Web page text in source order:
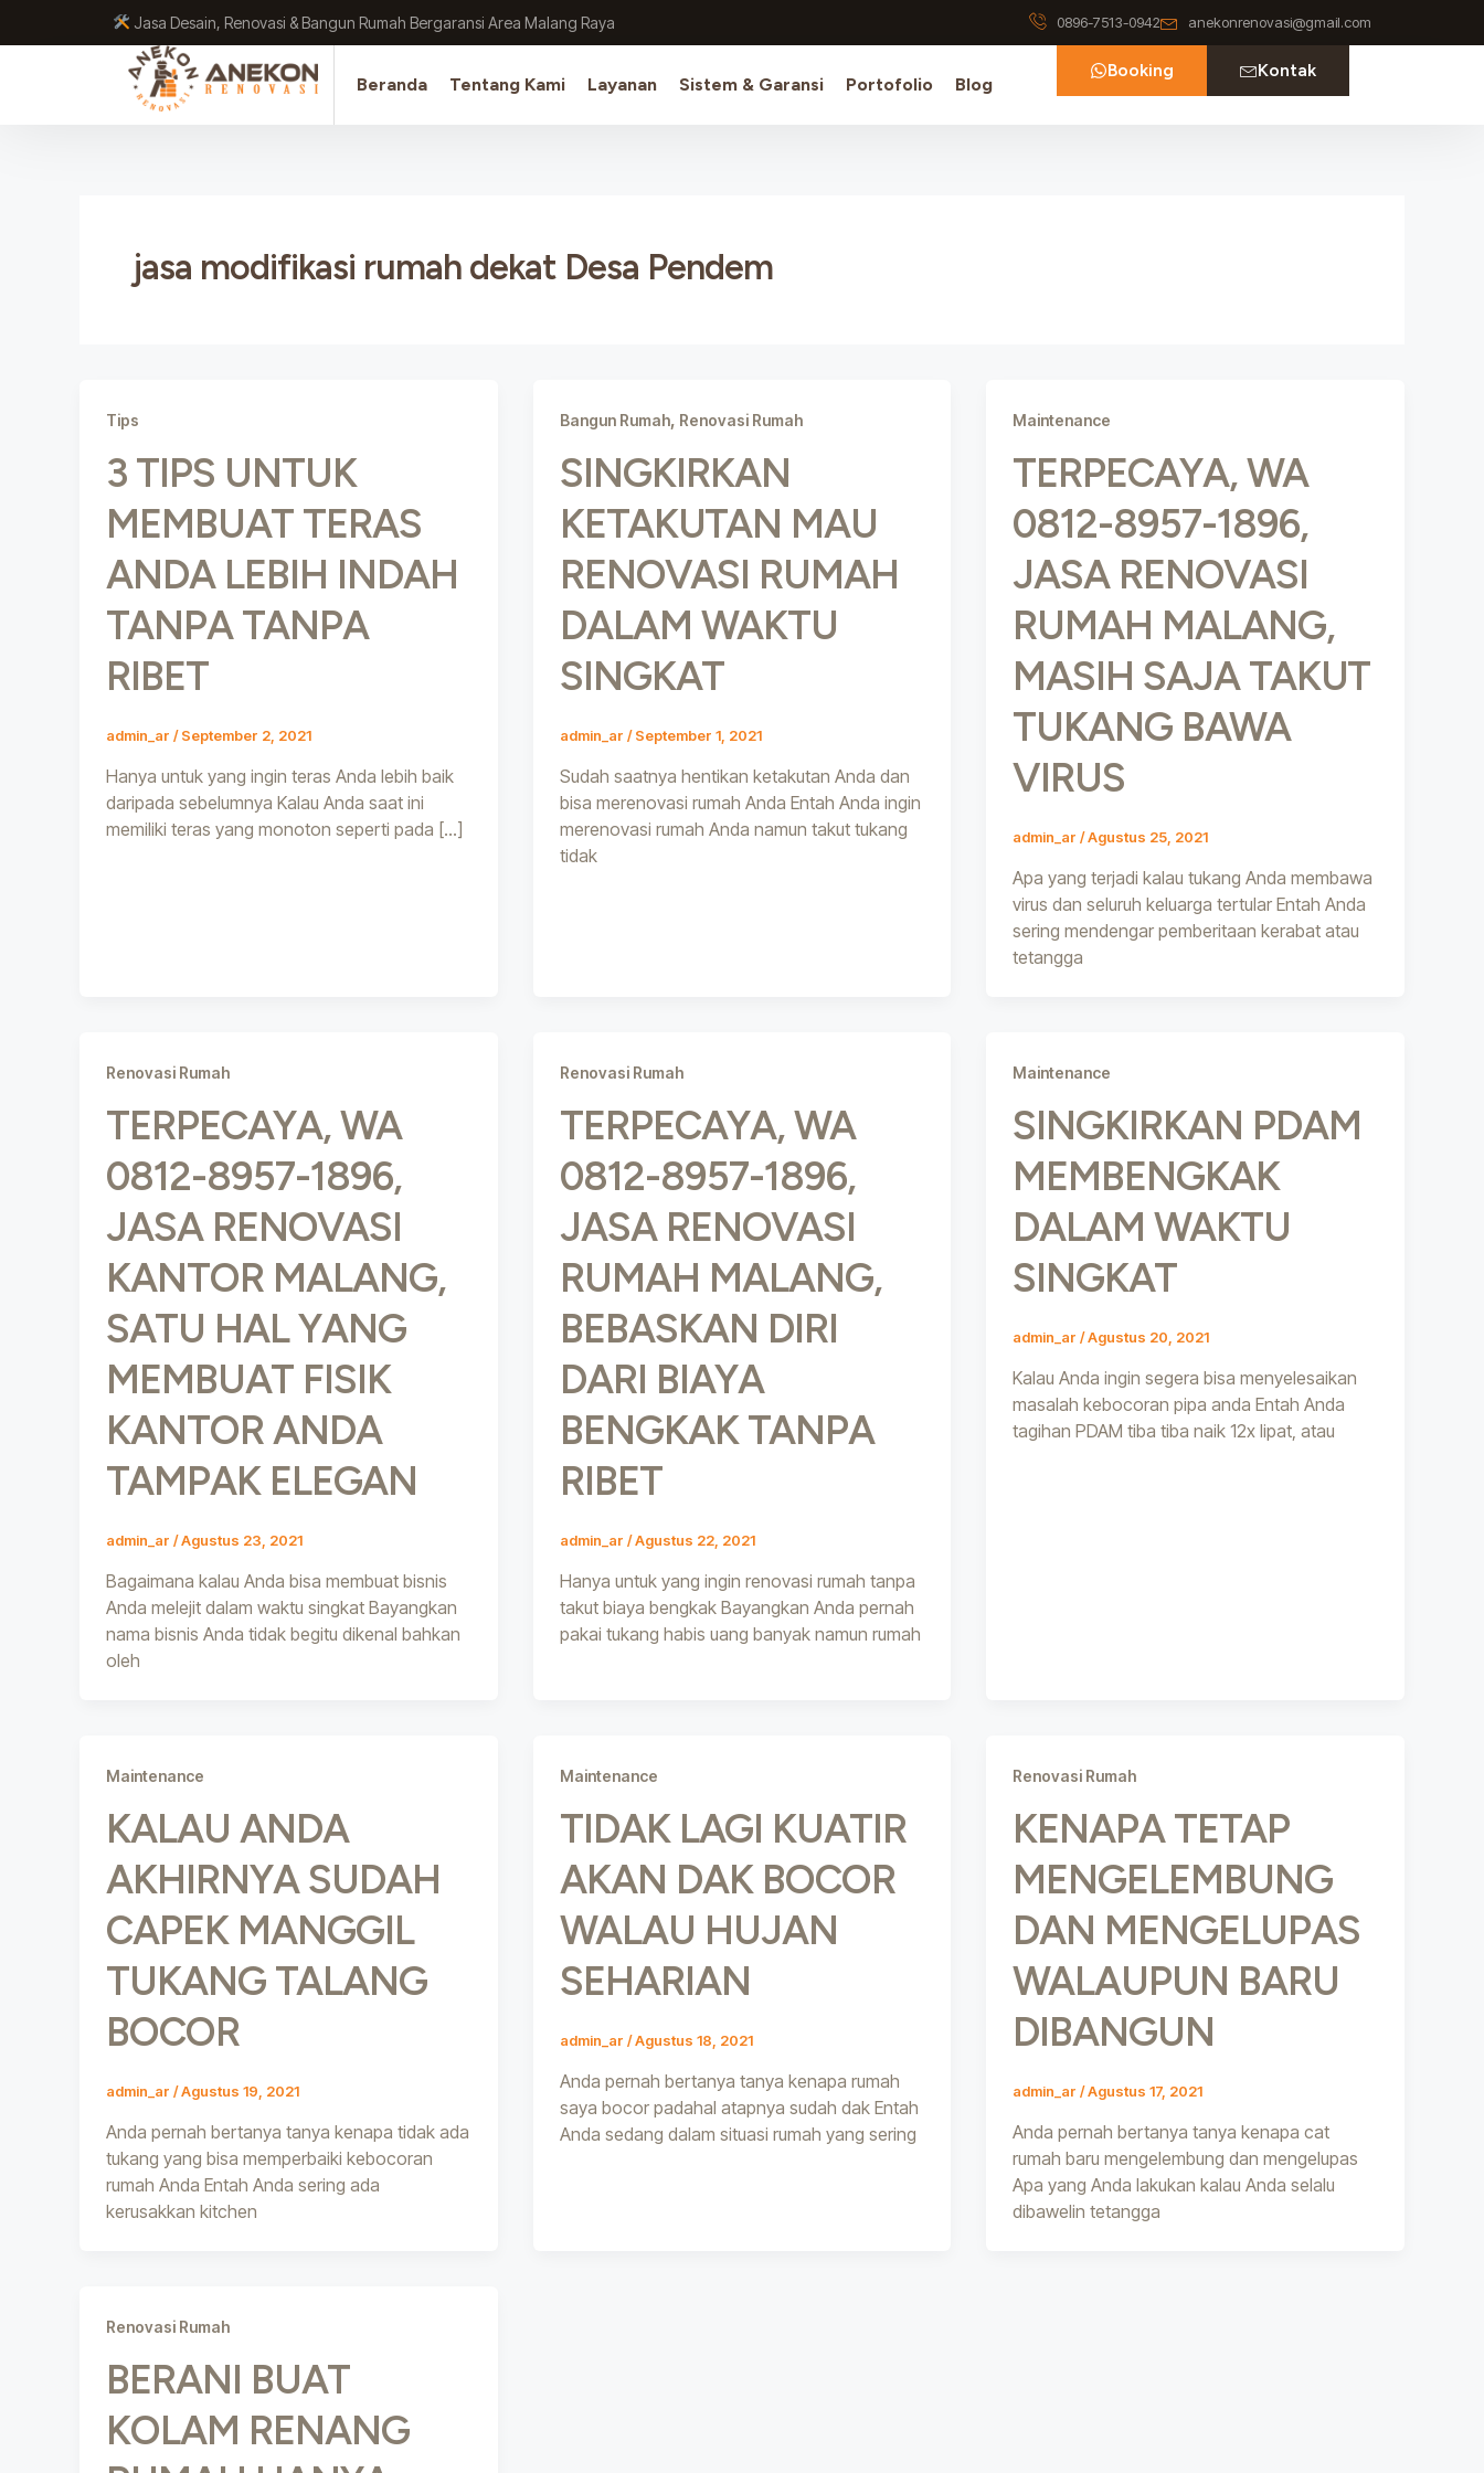
Jasa Desain, Renovasi & Bangun Rumah Bergaransi Area Malang Raya 0896-7513-0942 anekonrenovasi@gmail.com
Beranda Tentang Kami Layanan Sistem & Garansi Portofolio Blog
Booking Kontak
jasa modifikasi rumah dekat Desa Pendem
Tips
3 TIPS UNTUK
MEMBUAT TERAS
ANDA LEBIH INDAH
TANPA TANPA
RIBET
admin_ar /September 2, 2021
Hanya untuk yang ingin teras Anda lebih baik
daripada sebelumnya Kalau Anda saat ini
memiliki teras yang monoton seperti pada […]
Bangun Rumah, Renovasi Rumah
SINGKIRKAN
KETAKUTAN MAU
RENOVASI RUMAH
DALAM WAKTU
SINGKAT
admin_ar /September 1, 2021
Sudah saatnya hentikan ketakutan Anda dan
bisa merenovasi rumah Anda Entah Anda ingin
merenovasi rumah Anda namun takut tukang
tidak
Maintenance
TERPECAYA, WA
0812-8957-1896,
JASA RENOVASI
RUMAH MALANG,
MASIH SAJA TAKUT
TUKANG BAWA
VIRUS
admin_ar/Agustus 25, 2021
Apa yang terjadi kalau tukang Anda membawa
virus dan seluruh keluarga tertular Entah Anda
sering mendengar pemberitaan kerabat atau
tetangga
Renovasi Rumah
TERPECAYA, WA
0812-8957-1896,
JASA RENOVASI
KANTOR MALANG,
SATU HAL YANG
MEMBUAT FISIK
KANTOR ANDA
TAMPAK ELEGAN
admin_ar /Agustus 23, 2021
Bagaimana kalau Anda bisa membuat bisnis
Anda melejit dalam waktu singkat Bayangkan
nama bisnis Anda tidak begitu dikenal bahkan
oleh
Renovasi Rumah
TERPECAYA, WA
0812-8957-1896,
JASA RENOVASI
RUMAH MALANG,
BEBASKAN DIRI
DARI BIAYA
BENGKAK TANPA
RIBET
admin_ar /Agustus 22, 2021
Hanya untuk yang ingin renovasi rumah tanpa
takut biaya bengkak Bayangkan Anda pernah
pakai tukang habis uang banyak namun rumah
Maintenance
SINGKIRKAN PDAM
MEMBENGKAK
DALAM WAKTU
SINGKAT
admin_ar/Agustus 20, 2021
Kalau Anda ingin segera bisa menyelesaikan
masalah kebocoran pipa anda Entah Anda
tagihan PDAM tiba tiba naik 12x lipat, atau
Maintenance
KALAU ANDA
AKHIRNYA SUDAH
CAPEK MANGGIL
TUKANG TALANG
BOCOR
admin_ar /Agustus 19, 2021
Anda pernah bertanya tanya kenapa tidak ada
tukang yang bisa memperbaiki kebocoran
rumah Anda Entah Anda sering ada
kerusakkan kitchen
Maintenance
TIDAK LAGI KUATIR
AKAN DAK BOCOR
WALAU HUJAN
SEHARIAN
admin_ar /Agustus 18, 2021
Anda pernah bertanya tanya kenapa rumah
saya bocor padahal atapnya sudah dak Entah
Anda sedang dalam situasi rumah yang sering
Renovasi Rumah
KENAPA TETAP
MENGELEMBUNG
DAN MENGELUPAS
WALAUPUN BARU
DIBANGUN
admin_ar/Agustus 17, 2021
Anda pernah bertanya tanya kenapa cat
rumah baru mengelembung dan mengelupas
Apa yang Anda lakukan kalau Anda selalu
dibawelin tetangga
Renovasi Rumah
BERANI BUAT
KOLAM RENANG